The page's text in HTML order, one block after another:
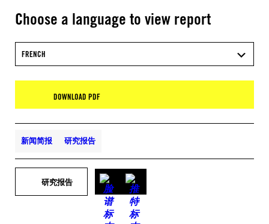
Choose a language to view report
FRENCH
DOWNLOAD PDF
新闻简报 研究报告
研究报告